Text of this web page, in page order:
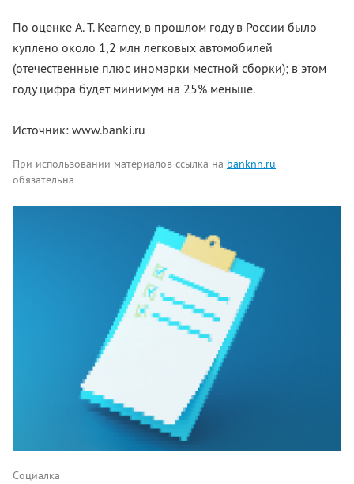
По оценке A. T. Kearney, в прошлом году в России было
куплено около 1,2 млн легковых автомобилей
(отечественные плюс иномарки местной сборки); в этом
году цифра будет минимум на 25% меньше.
Источник: www.banki.ru
При использовании материалов ссылка на banknn.ru
обязательна.
Написать
Социалка